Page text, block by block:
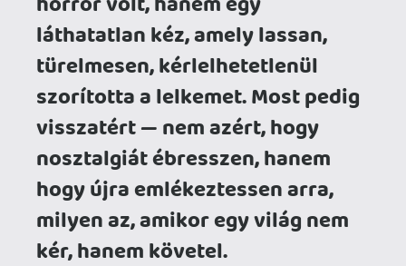
A Falu, Ami Nem Fogad – Hanem
Birtokba VeszMio és Mayu nem
egyszerűen eltévednek. Belépnek egy
térbe, amelynek saját akarata van. A falu
nem csupán elátkozott: domináns, és
minden lépésével azt üzeni, hogy itt nem
te döntesz. A sötétség nem háttér,
hanem jelenlét. A szellemek nem
üldöznek — utasítanak, és minden
mozdulatoddal egyre mélyebbre húznak
a saját szabályrendszerükbe. A múlt
tragédiája nem történet, hanem lánc,